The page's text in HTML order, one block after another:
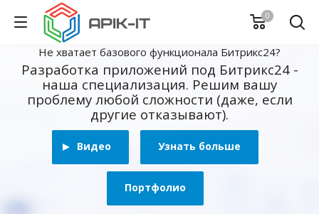
0
Не хватает базового функционала Битрикс24?
Разработка приложений под Битрикс24 -
наша специализация. Решим вашу
проблему любой сложности (даже, если
другие отказывают).
Видео Узнать больше
Портфолио